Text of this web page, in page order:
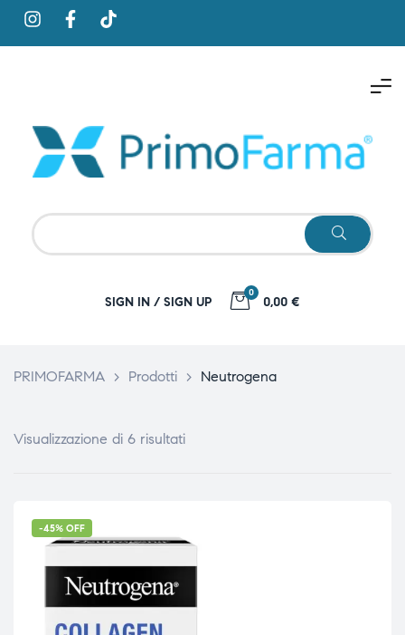
SIGN IN / SIGN UP
0
0,00 €
PRIMOFARMA > Prodotti > Neutrogena
Visualizzazione di 6 risultati
-45% OFF